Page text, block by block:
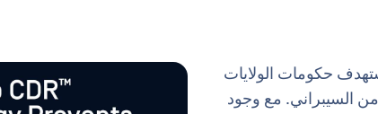
حكومات الولايات
السيبراني. مع وجود